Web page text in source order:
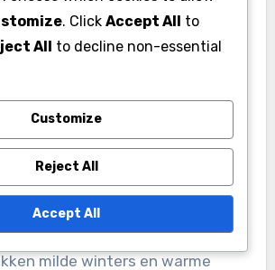
om operaties en
gedurende het jaar te
spelen een cruciale rol
van de prestaties van golfbanen.
milde winters en warme
. Click Accept All to
All to decline non-essential
Customize
Reject All
Accept All